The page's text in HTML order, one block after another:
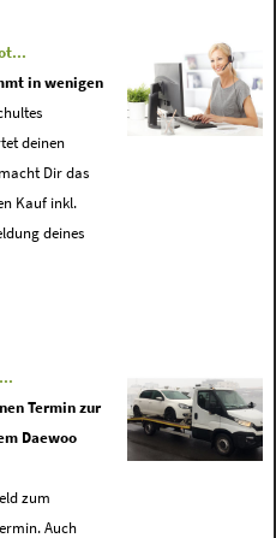
in wenigen
deinen
Dir das
Kauf inkl.
deines
Termin zur
Daewoo
zum
Auch